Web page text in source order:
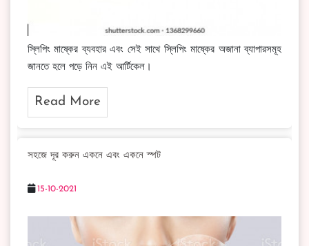
স্লিপিং মাষ্কের ব্যবহার এবং সেই সাথে স্লিপিং মাষ্কের অজানা ব্যাপারসমূহ
জানতে হলে পড়ে নিন এই আর্টিকেল।
Read More
সহজে দূর করুন একনে এবং একনে স্পট
15-10-2021